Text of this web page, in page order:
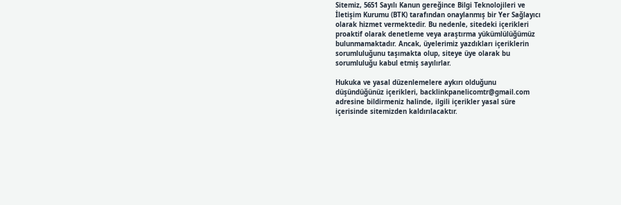
Sitemiz, 5651 Sayılı Kanun gereğince Bilgi Teknolojileri ve
İletişim Kurumu (BTK) tarafından onaylanmış bir Yer Sağlayıcı
olarak hizmet vermektedir. Bu nedenle, sitedeki içerikleri
proaktif olarak denetleme veya araştırma yükümlülüğümüz
bulunmamaktadır. Ancak, üyelerimiz yazdıkları içeriklerin
sorumluluğunu taşımakta olup, siteye üye olarak bu
sorumluluğu kabul etmiş sayılırlar.
Hukuka ve yasal düzenlemelere aykırı olduğunu
düşündüğünüz içerikleri, backlinkpanelicomtr@gmail.com
adresine bildirmeniz halinde, ilgili içerikler yasal süre
içerisinde sitemizden kaldırılacaktır.